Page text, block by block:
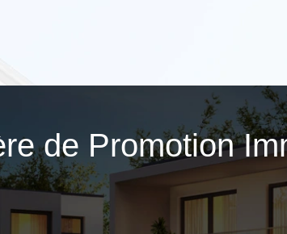
de Promotion